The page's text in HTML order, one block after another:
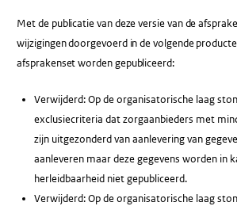
Met de publicatie van deze versie van de
wijzigingen doorgevoerd in de volgende
afsprakenset worden gepubliceerd:
Verwijderd: Op de organisatorische laag
exclusiecriteria dat zorgaanbieders met
zijn uitgezonderd van aanlevering van
aanleveren maar deze gegevens worden in
herleidbaarheid niet gepubliceerd.
Verwijderd: Op de organisatorische laag